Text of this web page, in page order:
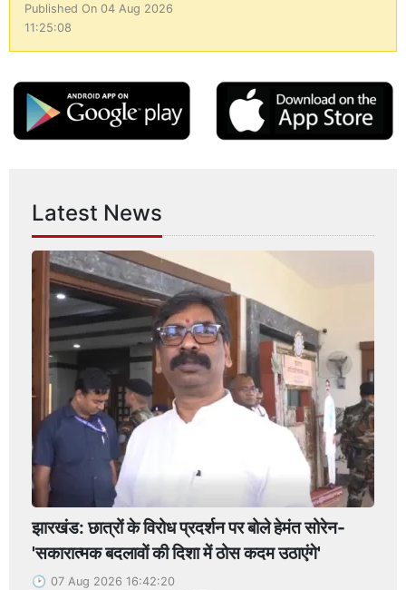
Published On 04 Aug 2026
11:25:08
Latest News
झारखंड: छात्रों के विरोध प्रदर्शन पर बोले हेमंत सोरेन-
'सकारात्मक बदलावों की दिशा में ठोस कदम उठाएंगे'
07 Aug 2026 16:42:20